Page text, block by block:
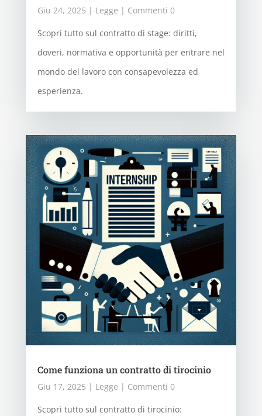
Giu 24, 2025 | Legge | Commenti 0
Scopri tutto sul contratto di stage: diritti,
doveri, normativa e opportunità per entrare nel
mondo del lavoro con consapevolezza ed
esperienza.
Come funziona un contratto di tirocinio
Giu 17, 2025 | Legge | Commenti 0
Scopri tutto sul contratto di tirocinio: